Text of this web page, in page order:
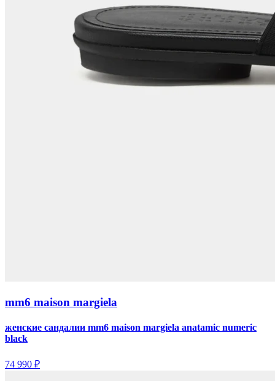
mm6 maison margiela
женские сандалии mm6 maison margiela anatamic numeric
black
74 990 ₽